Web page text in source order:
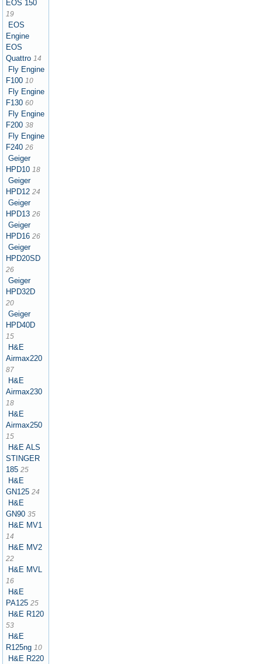
EOS 150
19
EOS
Engine
EOS
Quattro 14
Fly Engine
F100 10
Fly Engine
F130 60
Fly Engine
F200 38
Fly Engine
F240 26
Geiger
HPD10 18
Geiger
HPD12 24
Geiger
HPD13 26
Geiger
HPD16 26
Geiger
HPD20SD
26
Geiger
HPD32D
20
Geiger
HPD40D
15
H&E
Airmax220
87
H&E
Airmax230
18
H&E
Airmax250
15
H&E ALS
STINGER
185 25
H&E
GN125 24
H&E
GN90 35
H&E MV1
14
H&E MV2
22
H&E MVL
16
H&E
PA125 25
H&E R120
53
H&E
R125ng 10
H&E R220